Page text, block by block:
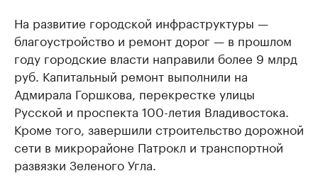
На развитие городской инфраструктуры —
благоустройство и ремонт дорог — в прошлом
году городские власти направили более 9 млрд
руб. Капитальный ремонт выполнили на
Адмирала Горшкова, перекрестке улицы
Русской и проспекта 100-летия Владивостока.
Кроме того, завершили строительство дорожной
сети в микрорайоне Патрокл и транспортной
развязки Зеленого Угла.